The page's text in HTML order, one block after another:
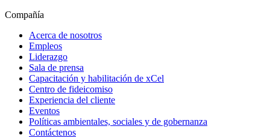
Compañía
Acerca de nosotros
Empleos
Liderazgo
Sala de prensa
Capacitación y habilitación de xCel
Centro de fideicomiso
Experiencia del cliente
Eventos
Políticas ambientales, sociales y de gobernanza
Contáctenos